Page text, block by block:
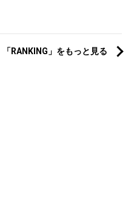
「RANKING」をもっと見る